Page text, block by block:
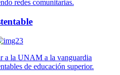
redes comunitarias.
a la UNAM a la vanguardia
de educación superior.